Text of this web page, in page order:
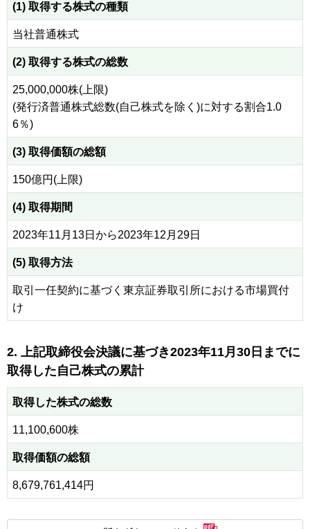
(1) 取得する株式の種類
当社普通株式
(2) 取得する株式の総数
25,000,000株(上限)
(発行済普通株式総数(自己株式を除く)に対する割合1.0
6％)
(3) 取得価額の総額
150億円(上限)
(4) 取得期間
2023年11月13日から2023年12月29日
(5) 取得方法
取引一任契約に基づく東京証券取引所における市場買付
け
2. 上記取締役会決議に基づき2023年11月30日までに
取得した自己株式の累計
取得した株式の総数
11,100,600株
取得価額の総額
8,679,761,414円